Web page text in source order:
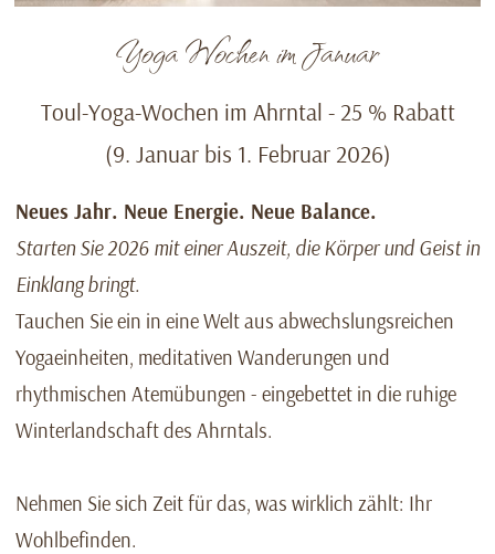
Yoga Wochen im Januar
Toul-Yoga-Wochen im Ahrntal - 25 % Rabatt
(9. Januar bis 1. Februar 2026)
Neues Jahr. Neue Energie. Neue Balance.
Starten Sie 2026 mit einer Auszeit, die Körper und Geist in
Einklang bringt.
Tauchen Sie ein in eine Welt aus abwechslungsreichen
Yogaeinheiten, meditativen Wanderungen und
rhythmischen Atemübungen - eingebettet in die ruhige
Winterlandschaft des Ahrntals.
Nehmen Sie sich Zeit für das, was wirklich zählt: Ihr
Wohlbefinden.